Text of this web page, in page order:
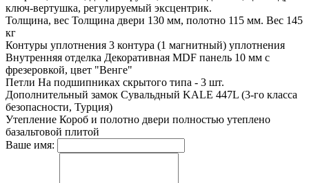
ключ-вертушка, регулируемый эксцентрик.
Толщина, вес Толщина двери 130 мм, полотно 115 мм. Вес 145
кг
Контуры уплотнения 3 контура (1 магнитный) уплотнения
Внутренняя отделка Декоративная MDF панель 10 мм с
фрезеровкой, цвет "Венге"
Петли На подшипниках скрытого типа - 3 шт.
Дополнительный замок Сувальдный KALE 447L (3-го класса
безопасности, Турция)
Утепление Короб и полотно двери полностью утеплено
базальтовой плитой
Ваше имя: